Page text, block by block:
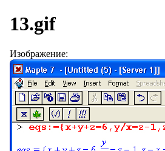
13.gif
Изображение: